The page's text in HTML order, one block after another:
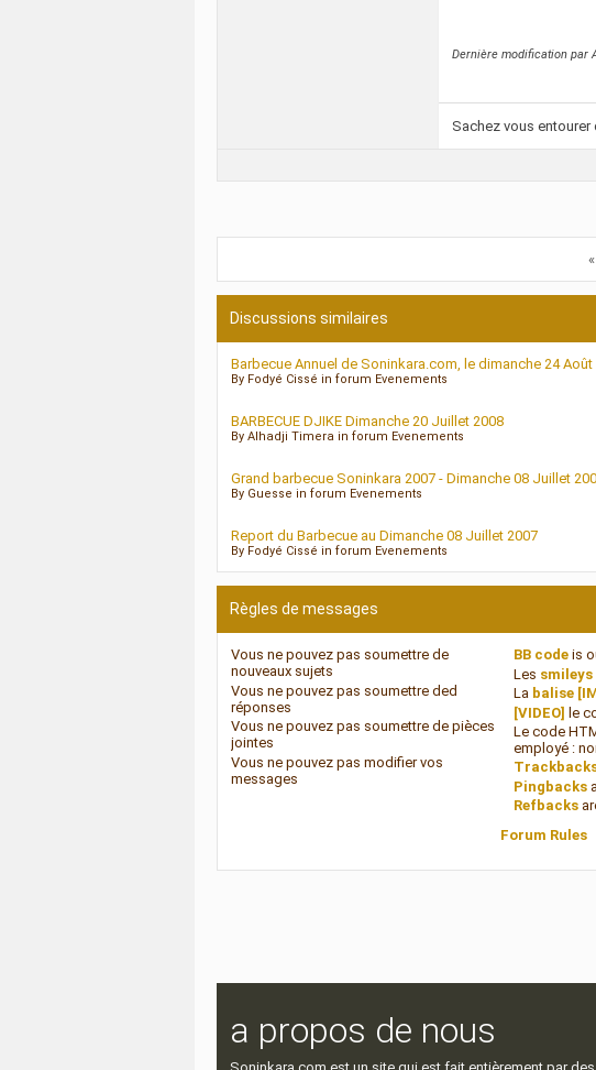
Dernière modification par
Sachez vous entourer
«
Discussions similaires
Barbecue Annuel de Soninkara.com, le dimanche 24
By Fodyé Cissé in forum Evenements
BARBECUE DJIKE Dimanche 20 Juillet 2008
By Alhadji Timera in forum Evenements
Grand barbecue Soninkara 2007 - Dimanche 08 Juillet
By Guesse in forum Evenements
Report du Barbecue au Dimanche 08 Juillet 2007
By Fodyé Cissé in forum Evenements
Règles de messages
Vous ne pouvez pas soumettre de
nouveaux sujets
Vous ne pouvez pas soumettre ded
réponses
Vous ne pouvez pas soumettre de pièces
jointes
Vous ne pouvez pas modifier vos
messages
BB codeis
Les smileys
La balise
[VIDEO] le
Le code
employé :
Pingbacks
Refbacks
Forum Rules
a propos de nous